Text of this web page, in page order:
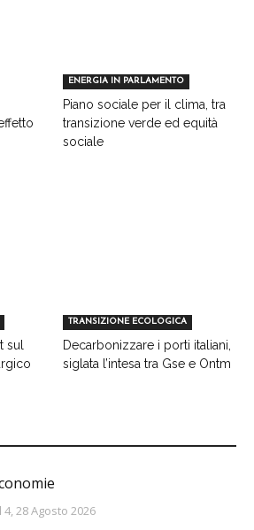
ENERGIA IN PARLAMENTO
Piano sociale per il clima, tra
transizione verde ed equità
sociale
sul
TRANSIZIONE ECOLOGICA
Decarbonizzare i porti italiani,
siglata l’intesa tra Gse e Ontm
28 Agosto 2026